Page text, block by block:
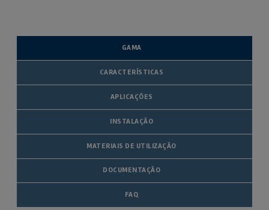
GAMA
CARACTERÍSTICAS
APLICAÇÕES
INSTALAÇÃO
MATERIAIS DE UTILIZAÇÃO
DOCUMENTAÇÃO
FAQ